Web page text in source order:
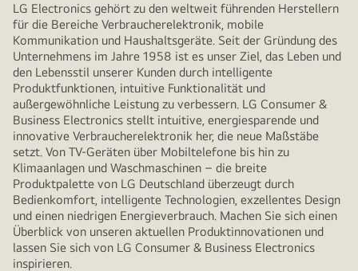
LG Electronics gehört zu den weltweit führenden Herstellern
für die Bereiche Verbraucherelektronik, mobile
Kommunikation und Haushaltsgeräte. Seit der Gründung des
Unternehmens im Jahre 1958 ist es unser Ziel, das Leben und
den Lebensstil unserer Kunden durch intelligente
Produktfunktionen, intuitive Funktionalität und
außergewöhnliche Leistung zu verbessern. LG Consumer &
Business Electronics stellt intuitive, energiesparende und
innovative Verbraucherelektronik her, die neue Maßstäbe
setzt. Von TV-Geräten über Mobiltelefone bis hin zu
Klimaanlagen und Waschmaschinen – die breite
Produktpalette von LG Deutschland überzeugt durch
Bedienkomfort, intelligente Technologien, exzellentes Design
und einen niedrigen Energieverbrauch. Machen Sie sich einen
Überblick von unseren aktuellen Produktinnovationen und
lassen Sie sich von LG Consumer & Business Electronics
inspirieren.